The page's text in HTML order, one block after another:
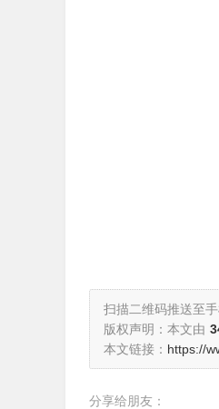
扫描二维码推送至手
版权声明：本文由
本文链接： https://
分享给朋友：